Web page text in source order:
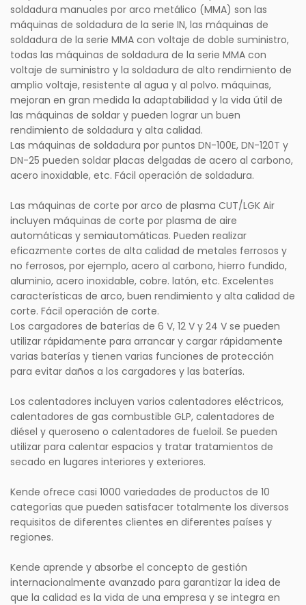
soldadura manuales por arco metálico (MMA) son las
máquinas de soldadura de la serie IN, las máquinas de
soldadura de la serie MMA con voltaje de doble suministro,
todas las máquinas de soldadura de la serie MMA con
voltaje de suministro y la soldadura de alto rendimiento de
amplio voltaje, resistente al agua y al polvo. máquinas,
mejoran en gran medida la adaptabilidad y la vida útil de
las máquinas de soldar y pueden lograr un buen
rendimiento de soldadura y alta calidad.
Las máquinas de soldadura por puntos DN-100E, DN-120T y
DN-25 pueden soldar placas delgadas de acero al carbono,
acero inoxidable, etc. Fácil operación de soldadura.
Las máquinas de corte por arco de plasma CUT/LGK Air
incluyen máquinas de corte por plasma de aire
automáticas y semiautomáticas. Pueden realizar
eficazmente cortes de alta calidad de metales ferrosos y
no ferrosos, por ejemplo, acero al carbono, hierro fundido,
aluminio, acero inoxidable, cobre. latón, etc. Excelentes
características de arco, buen rendimiento y alta calidad de
corte. Fácil operación de corte.
Los cargadores de baterías de 6 V, 12 V y 24 V se pueden
utilizar rápidamente para arrancar y cargar rápidamente
varias baterías y tienen varias funciones de protección
para evitar daños a los cargadores y las baterías.
Los calentadores incluyen varios calentadores eléctricos,
calentadores de gas combustible GLP, calentadores de
diésel y queroseno o calentadores de fueloil. Se pueden
utilizar para calentar espacios y tratar tratamientos de
secado en lugares interiores y exteriores.
Kende ofrece casi 1000 variedades de productos de 10
categorías que pueden satisfacer totalmente los diversos
requisitos de diferentes clientes en diferentes países y
regiones.
Kende aprende y absorbe el concepto de gestión
internacionalmente avanzado para garantizar la idea de
que la calidad es la vida de una empresa y se integra en